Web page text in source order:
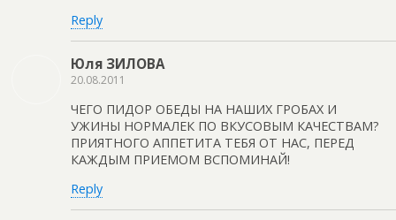
Reply
Юля ЗИЛОВА
20.08.2011
ЧЕГО ПИДОР ОБЕДЫ НА НАШИХ ГРОБАХ И
УЖИНЫ НОРМАЛЕК ПО ВКУСОВЫМ КАЧЕСТВАМ?
ПРИЯТНОГО АППЕТИТА ТЕБЯ ОТ НАС, ПЕРЕД
КАЖДЫМ ПРИЕМОМ ВСПОМИНАЙ!
Reply